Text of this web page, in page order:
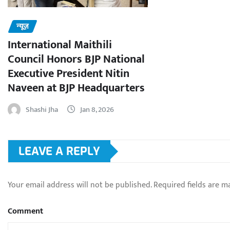
न्यूज़
International Maithili
Council Honors BJP National
Executive President Nitin
Naveen at BJP Headquarters
Shashi Jha Jan 8, 2026
LEAVE A REPLY
Your email address will not be published.Required fields are
Comment